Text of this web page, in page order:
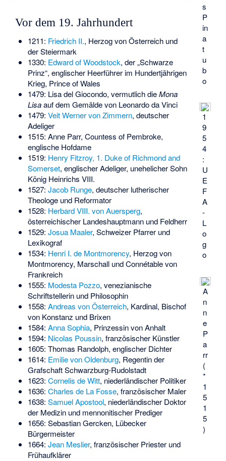
s
P
in
a
t
u
b
o
1
9
5
4
:
U
E
F
A
-
L
o
g
o
Vor dem 19. Jahrhundert
A
n
n
e
P
a
rr
(
*
1
5
1
5
)
1211: Friedrich II., Herzog von Österreich und
der Steiermark
1330: Edward of Woodstock, der „Schwarze
Prinz“, englischer Heerführer im Hundertjährigen
Krieg, Prince of Wales
1479: Lisa del Giocondo, vermutlich dieMona
Lisaauf dem Gemälde von Leonardo da Vinci
1479: Veit Werner von Zimmern, deutscher
Adeliger
1515: Anne Parr, Countess of Pembroke,
englische Hofdame
1519: Henry Fitzroy, 1. Duke of Richmond and
Somerset, englischer Adeliger, unehelicher Sohn
König Heinrichs VIII.
1527: Jacob Runge, deutscher lutherischer
Theologe und Reformator
1528: Herbard VIII. von Auersperg,
österreichischer Landeshauptmann und Feldherr
1529: Josua Maaler, Schweizer Pfarrer und
Lexikograf
1534: Henri I. de Montmorency, Herzog von
Montmorency, Marschall und Connétable von
Frankreich
1555: Modesta Pozzo, venezianische
Schriftstellerin und Philosophin
1558: Andreas von Österreich, Kardinal, Bischof
von Konstanz und Brixen
1584: Anna Sophia, Prinzessin von Anhalt
1594: Nicolas Poussin, französischer Künstler
1605: Thomas Randolph, englischer Dichter
1614: Emilie von Oldenburg, Regentin der
Grafschaft Schwarzburg-Rudolstadt
1623: Cornelis de Witt, niederländischer Politiker
1636: Charles de La Fosse, französischer Maler
1638: Samuel Apostool, niederländischer Doktor
der Medizin und mennonitischer Prediger
1656: Sebastian Gercken, Lübecker
Bürgermeister
1664: Jean Meslier, französischer Priester und
Frühaufklärer